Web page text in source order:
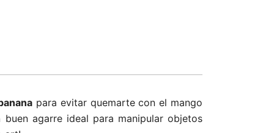
para evitar quemarte con el mango
agarre ideal para manipular objetos